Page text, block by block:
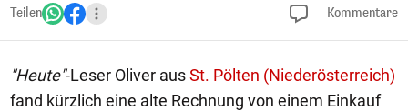
Teilen Kommentare
"Heute"-Leser Oliver ausSt. Pölten (Niederösterreich)
fand kürzlich eine alte Rechnung von einem Einkauf